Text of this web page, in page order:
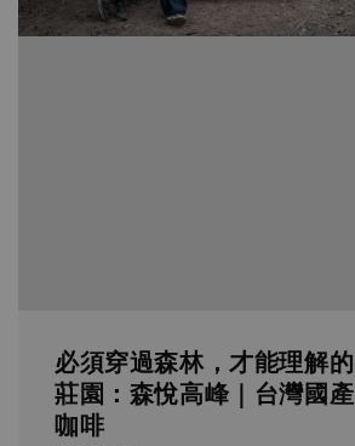
必須穿過森林，才能理解的
莊園：森悅高峰｜台灣國產
咖啡